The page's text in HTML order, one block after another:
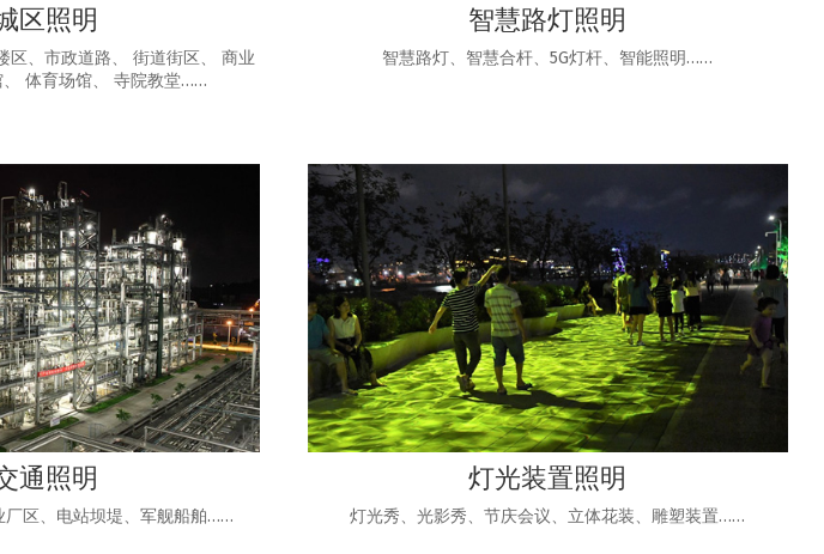
区照明
区、市政道路、 街道街区、 商业
体育场馆、 寺院教堂……
智慧路灯照明
智慧路灯、智慧合杆、5G灯杆、智能照明……
通照明
厂区、电站坝堤、军舰船舶……
灯光装置照明
灯光秀、光影秀、节庆会议、立体花装、雕塑装置……